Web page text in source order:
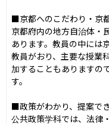
■京都へのこだわり・京
京都府内の地方自治体・
あります。教員の中には
教員がおり、主要な授業
加することもありますの
す。
■政策がわかり、提案で
公共政策学科では、法律